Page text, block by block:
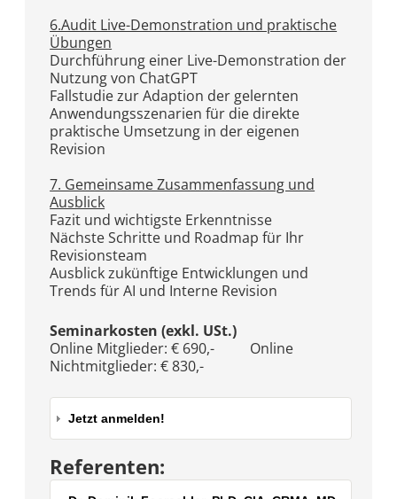
6.Audit Live-Demonstration und praktische
Übungen
Durchführung einer Live-Demonstration der
Nutzung von ChatGPT
Fallstudie zur Adaption der gelernten
Anwendungsszenarien für die direkte
praktische Umsetzung in der eigenen
Revision
7. Gemeinsame Zusammenfassung und
Ausblick
Fazit und wichtigste Erkenntnisse
Nächste Schritte und Roadmap für Ihr
Revisionsteam
Ausblick zukünftige Entwicklungen und
Trends für AI und Interne Revision
Seminarkosten (exkl. USt.)
Online Mitglieder: € 690,- Online
Nichtmitglieder: € 830,-
Jetzt anmelden!
Referenten: